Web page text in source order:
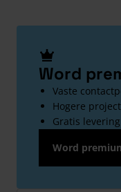
Word
Vaste
Hogere
Gratis
Word